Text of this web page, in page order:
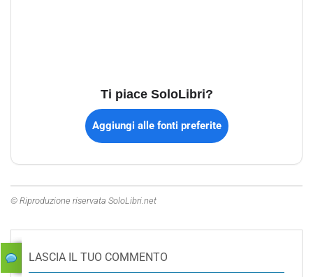
Ti piace SoloLibri?
Aggiungi alle fonti preferite
© Riproduzione riservata SoloLibri.net
LASCIA IL TUO COMMENTO